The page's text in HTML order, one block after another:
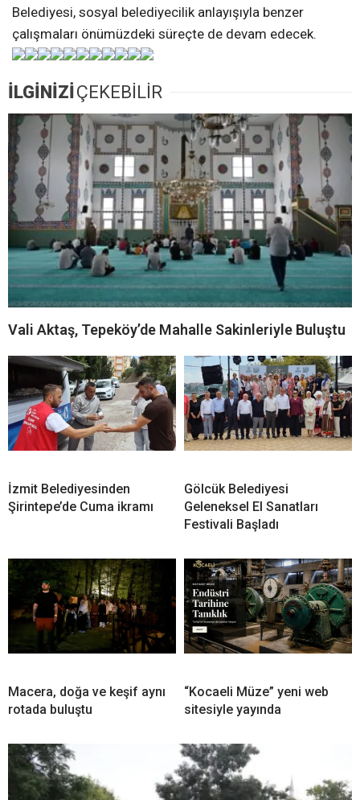
Belediyesi, sosyal belediyecilik anlayışıyla benzer
çalışmaları önümüzdeki süreçte de devam edecek.
İLGİNİZİ ÇEKEBİLİR
Vali Aktaş, Tepeköy’de Mahalle Sakinleriyle Buluştu
İzmit Belediyesinden
Şirintepe’de Cuma ikramı
Gölcük Belediyesi
Geleneksel El Sanatları
Festivali Başladı
Macera, doğa ve keşif aynı
rotada buluştu
“Kocaeli Müze” yeni web
sitesiyle yayında